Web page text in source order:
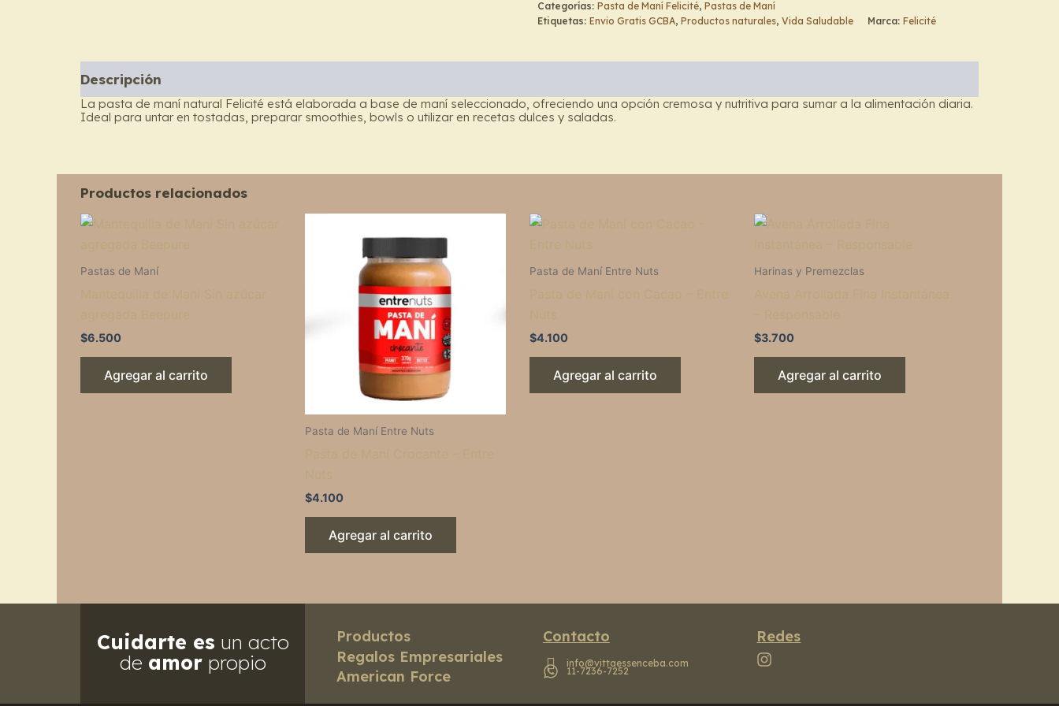
cantidad
Categorías: Pasta de Maní Felicité, Pastas de Maní
Etiquetas: Envio Gratis GCBA, Productos naturales, Vida Saludable Marca: Felicité
Descripción
La pasta de maní natural Felicité está elaborada a base de maní seleccionado, ofreciendo una opción cremosa y nutritiva para sumar a la alimentación diaria.
Ideal para untar en tostadas, preparar smoothies, bowls o utilizar en recetas dulces y saladas.
Productos relacionados
Pastas de Maní
$6.500
Agregar al carrito
Pasta de Maní Entre Nuts
$4.100
Agregar al carrito
Pasta de Maní Entre Nuts
$4.100
Agregar al carrito
Harinas y Premezclas
$3.700
Agregar al carrito
Cuidarte es un acto
de amorpropio
Productos
Regalos Empresariales
American Force
Contacto
info@vittaessenceba.com
11-7236-7252
Redes